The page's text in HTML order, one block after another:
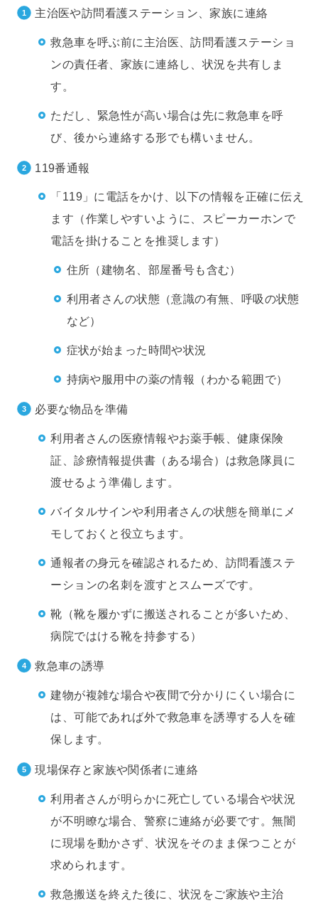
主治医や訪問看護ステーション、家族に連絡
救急車を呼ぶ前に主治医、訪問看護ステーショ
ンの責任者、家族に連絡し、状況を共有しま
す。
ただし、緊急性が高い場合は先に救急車を呼
び、後から連絡する形でも構いません。
119番通報
「119」に電話をかけ、以下の情報を正確に伝え
ます（作業しやすいように、スピーカーホンで
電話を掛けることを推奨します）
住所（建物名、部屋番号も含む）
利用者さんの状態（意識の有無、呼吸の状態
など）
症状が始まった時間や状況
持病や服用中の薬の情報（わかる範囲で）
必要な物品を準備
利用者さんの医療情報やお薬手帳、健康保険
証、診療情報提供書（ある場合）は救急隊員に
渡せるよう準備します。
バイタルサインや利用者さんの状態を簡単にメ
モしておくと役立ちます。
通報者の身元を確認されるため、訪問看護ステ
ーションの名刺を渡すとスムーズです。
靴（靴を履かずに搬送されることが多いため、
病院ではける靴を持参する）
救急車の誘導
建物が複雑な場合や夜間で分かりにくい場合に
は、可能であれば外で救急車を誘導する人を確
保します。
現場保存と家族や関係者に連絡
利用者さんが明らかに死亡している場合や状況
が不明瞭な場合、警察に連絡が必要です。無闇
に現場を動かさず、状況をそのまま保つことが
求められます。
救急搬送を終えた後に、状況をご家族や主治